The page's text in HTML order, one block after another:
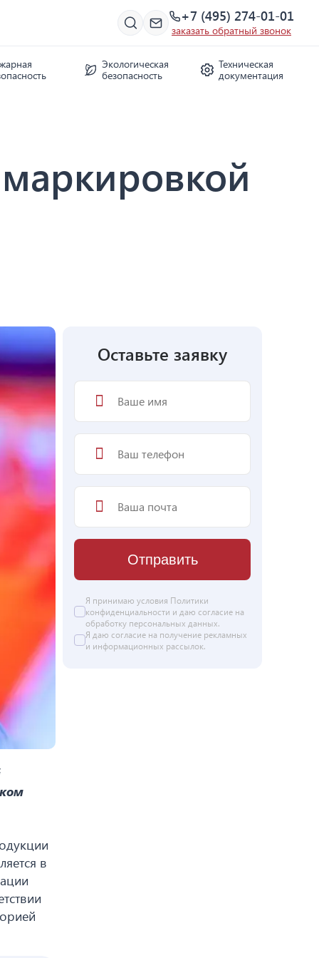
+7 (495) 274-01-01
заказать обратный звонок
Экологическая
безопасность
Техническая
документация
в
Оставьте заявку
Отправить
Я принимаю условия Политики
конфиденциальности и даю согласие на
обработку персональных данных.
Я даю согласие на получение рекламных
и информационных рассылок.